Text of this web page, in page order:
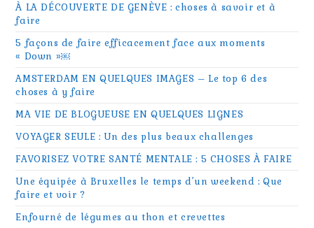
À LA DÉCOUVERTE DE GENÈVE : choses à savoir et à
faire
5 façons de faire efficacement face aux moments
« Down »￼
AMSTERDAM EN QUELQUES IMAGES – Le top 6 des
choses à y faire
MA VIE DE BLOGUEUSE EN QUELQUES LIGNES
VOYAGER SEULE : Un des plus beaux challenges
FAVORISEZ VOTRE SANTÉ MENTALE : 5 CHOSES À FAIRE
Une équipée à Bruxelles le temps d’un weekend : Que
faire et voir ?
Enfourné de légumes au thon et crevettes